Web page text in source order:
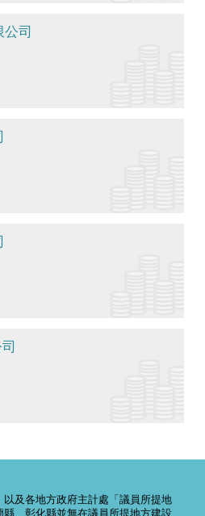
司
以及各地方政府主計處「議員所提地
、彰化縣並無在議員所提地方建設